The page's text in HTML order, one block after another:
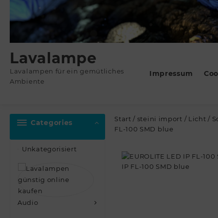
Lavalampe
Lavalampen für ein gemütliches
Ambiente
Impressum
Categories
Unkategorisiert
Audio
Start / steini import / Licht /
FL-100 SMD blue